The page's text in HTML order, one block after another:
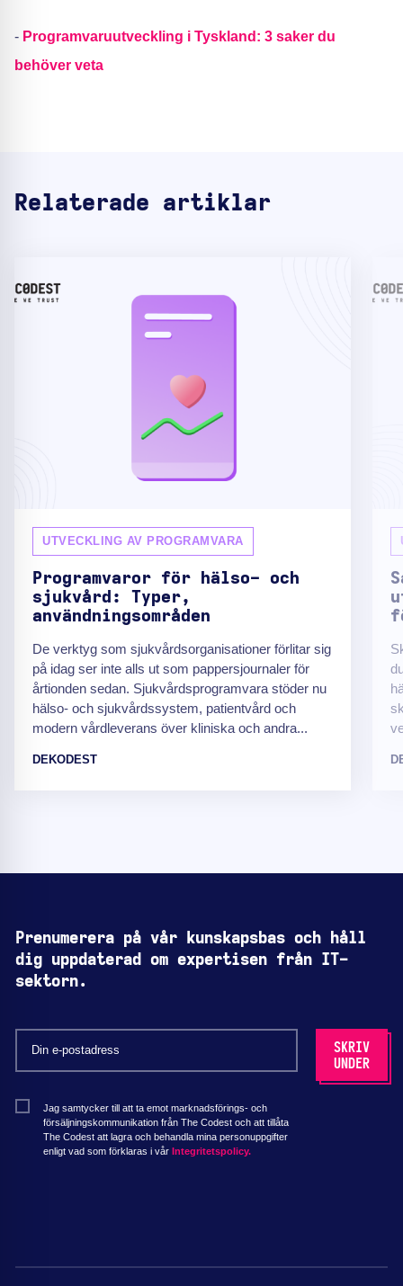
- Programvaruutveckling i Tyskland: 3 saker du
behöver veta
Relaterade artiklar
UTVECKLING AV PROGRAMVARA
Programvaror för hälso- och
sjukvård: Typer,
användningsområden
De verktyg som sjukvårdsorganisationer förlitar sig
på idag ser inte alls ut som pappersjournaler för
årtionden sedan. Sjukvårdsprogramvara stöder nu
hälso- och sjukvårdssystem, patientvård och
modern vårdleverans över kliniska och andra...
DEKODEST
Prenumerera på vår kunskapsbas och håll
dig uppdaterad om expertisen från IT-
sektorn.
Jag samtycker till att ta emot marknadsförings- och
försäljningskommunikation från The Codest och att tillåta
The Codest att lagra och behandla mina personuppgifter
enligt vad som förklaras i vår Integritetspolicy.